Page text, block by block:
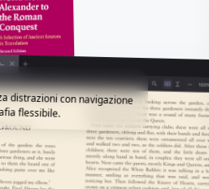
distrazioni con navigazione
flessibile.